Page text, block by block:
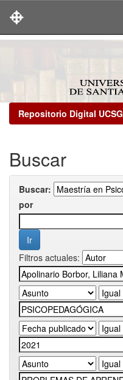
Repositorio Digital UCSG
Buscar
Buscar:
por
Filtros actuales: